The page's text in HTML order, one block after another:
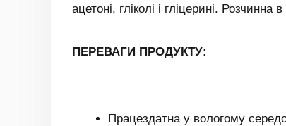
ацетоні, гліколі і гліцерині.
ПЕРЕВАГИ ПРОДУКТУ:
Працездатна у вологому